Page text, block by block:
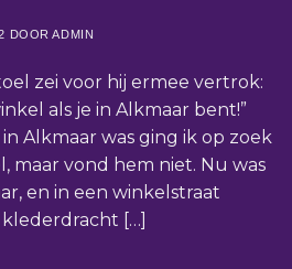
DOORADMIN
zei voor hij ermee vertrok:
als je in Alkmaar bent!”
Alkmaar was ging ik op zoek
maar vond hem niet. Nu was
en in een winkelstraat
[…]